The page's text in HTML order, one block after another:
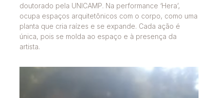
doutorado pela UNICAMP. Na performance ‘Hera’,
ocupa espaços arquitetônicos com o corpo, como uma
planta que cria raízes e se expande. Cada ação é
única, pois se molda ao espaço e à presença da
artista.